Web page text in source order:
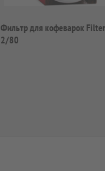
Фильтр для кофеварок
2/80